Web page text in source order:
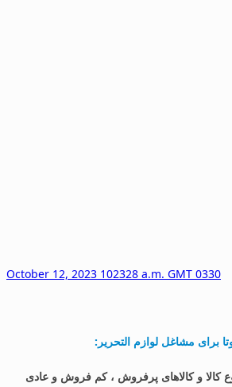
October 12, 2023 102328 a.m. GMT 0330
برای مشاغل لوازم التحریر:
کالا و کالاهای پرفروش ، کم فروش و عادی